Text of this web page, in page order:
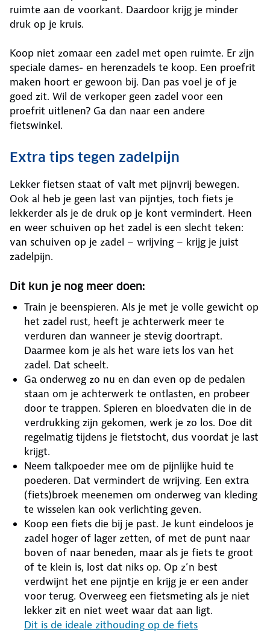
ruimte aan de voorkant. Daardoor krijg je minder
druk op je kruis.
Koop niet zomaar een zadel met open ruimte. Er zijn
speciale dames- en herenzadels te koop. Een proefrit
maken hoort er gewoon bij. Dan pas voel je of je
goed zit. Wil de verkoper geen zadel voor een
proefrit uitlenen? Ga dan naar een andere
fietswinkel.
Extra tips tegen zadelpijn
Lekker fietsen staat of valt met pijnvrij bewegen.
Ook al heb je geen last van pijntjes, toch fiets je
lekkerder als je de druk op je kont vermindert. Heen
en weer schuiven op het zadel is een slecht teken:
van schuiven op je zadel – wrijving – krijg je juist
zadelpijn.
Dit kun je nog meer doen:
Train je beenspieren. Als je met je volle gewicht op
het zadel rust, heeft je achterwerk meer te
verduren dan wanneer je stevig doortrapt.
Daarmee kom je als het ware iets los van het
zadel. Dat scheelt.
Ga onderweg zo nu en dan even op de pedalen
staan om je achterwerk te ontlasten, en probeer
door te trappen. Spieren en bloedvaten die in de
verdrukking zijn gekomen, werk je zo los. Doe dit
regelmatig tijdens je fietstocht, dus voordat je last
krijgt.
Neem talkpoeder mee om de pijnlijke huid te
poederen. Dat vermindert de wrijving. Een extra
(fiets)broek meenemen om onderweg van kleding
te wisselen kan ook verlichting geven.
Koop een fiets die bij je past. Je kunt eindeloos je
zadel hoger of lager zetten, of met de punt naar
boven of naar beneden, maar als je fiets te groot
of te klein is, lost dat niks op. Op z’n best
verdwijnt het ene pijntje en krijg je er een ander
voor terug. Overweeg een fietsmeting als je niet
lekker zit en niet weet waar dat aan ligt.
Dit is de ideale zithouding op de fiets